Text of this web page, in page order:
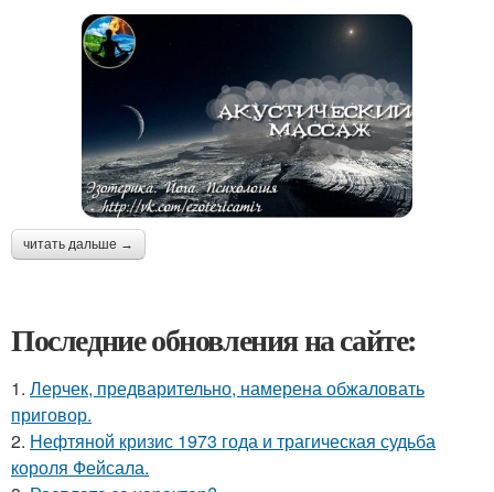
читать дальше →
Последние обновления на сайте:
1. Лерчек, предварительно, намерена обжаловать
приговор.
2. Нефтяной кризис 1973 года и трагическая судьба
короля Фейсала.